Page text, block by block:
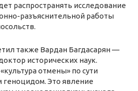
распространять исследование
разъяснительной работы
также Вардан Багдасарян —
исторических наук.
отмены» по сути
геноцидом. Это явление